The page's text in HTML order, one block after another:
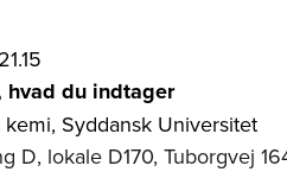
hvad du indtager
Syddansk Universitet
D, lokale D170, Tuborgvej